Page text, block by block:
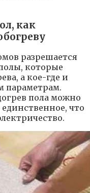
как
разрешается
которые
а кое-где и
параметрам.
пола можно
что